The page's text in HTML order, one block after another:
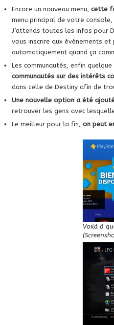
Encore un nouveau menu, cette
menu principal de votre console,
J’attends toutes les infos pour
vous inscrire aux événements
automatiquement quand ça
Les communautés, enfin
communautés sur des intérêts
dans celle de Destiny afin de
Une nouvelle option a été
retrouver les gens avec
Le meilleur pour la fin, on peut
Voilà à